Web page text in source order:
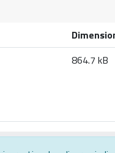
864.7 kB